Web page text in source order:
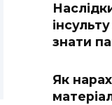
знати
Як